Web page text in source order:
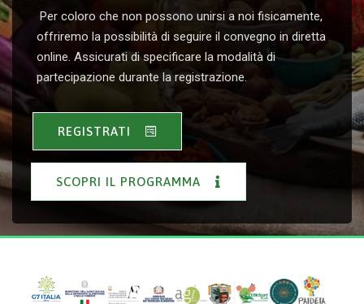
Per coloro che non possono unirsi a noi fisicamente,
offriremo la possibilità di seguire il convegno in diretta
online. Assicurati di specificare la modalità di
partecipazione durante la registrazione.
REGISTRATI
SCOPRI IL PROGRAMMA